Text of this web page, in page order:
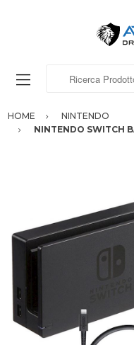
HOME
NINTENDO
NINTENDO SWITCH